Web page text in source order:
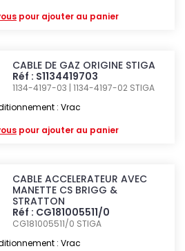
pour ajouter au panier
CABLE DE GAZ ORIGINE STIGA
Réf : S1134419703
1134-4197-03 | 1134-4197-02 STIGA
: Vrac
pour ajouter au panier
CABLE ACCELERATEUR AVEC
MANETTE CS BRIGG &
STRATTON
Réf : CG181005511/0
CG181005511/0 STIGA
: Vrac